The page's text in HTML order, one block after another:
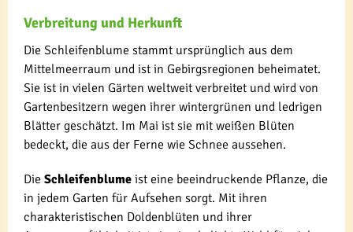
Verbreitung und Herkunft
Die Schleifenblume stammt ursprünglich aus dem
Mittelmeerraum und ist in Gebirgsregionen beheimatet.
Sie ist in vielen Gärten weltweit verbreitet und wird von
Gartenbesitzern wegen ihrer wintergrünen und ledrigen
Blätter geschätzt. Im Mai ist sie mit weißen Blüten
bedeckt, die aus der Ferne wie Schnee aussehen.
Die Schleifenblume ist eine beeindruckende Pflanze, die
in jedem Garten für Aufsehen sorgt. Mit ihren
charakteristischen Doldenblüten und ihrer